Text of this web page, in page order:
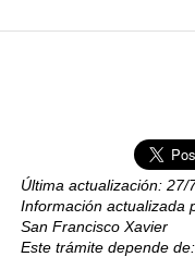
Última actualización: 27/
Información actualizada
San Francisco Xavier
Este trámite depende de: